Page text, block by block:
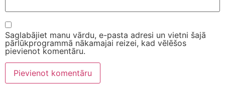
Saglabājiet manu vārdu, e-pasta adresi un vietni šajā
pārlūkprogrammā nākamajai reizei, kad vēlēšos
pievienot komentāru.